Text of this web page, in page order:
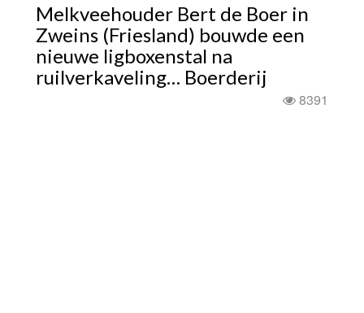
Melkveehouder Bert de Boer in
Zweins (Friesland) bouwde een
nieuwe ligboxenstal na
ruilverkaveling… Boerderij
8391